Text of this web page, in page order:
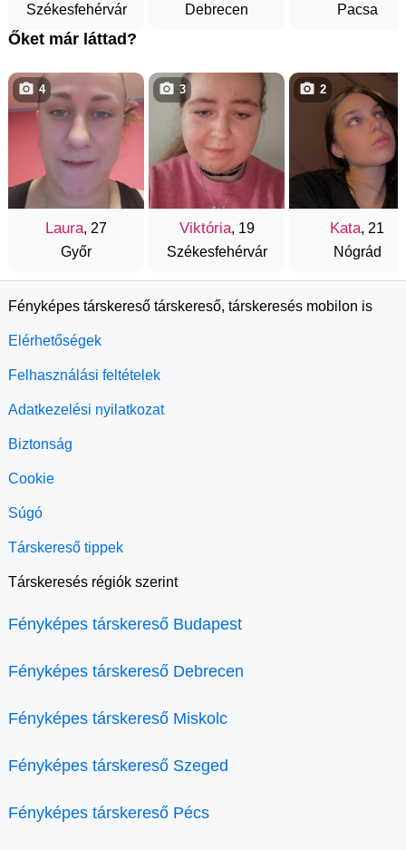
Székesfehérvár
Debrecen
Pacsa
Őket már láttad?
Laura, 27
Győr
4
Viktória, 19
Székesfehérvár
3
Kata, 21
Nógrád
2
Fényképes társkereső társkereső, társkeresés mobilon is
Elérhetőségek
Felhasználási feltételek
Adatkezelési nyilatkozat
Biztonság
Cookie
Súgó
Társkereső tippek
Társkeresés régiók szerint
Fényképes társkereső Budapest
Fényképes társkereső Debrecen
Fényképes társkereső Miskolc
Fényképes társkereső Szeged
Fényképes társkereső Pécs